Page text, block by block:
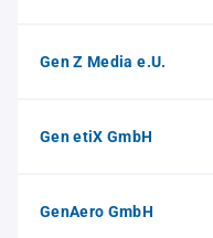
Gen Z Media e.U.
Gen etiX GmbH
GenAero GmbH